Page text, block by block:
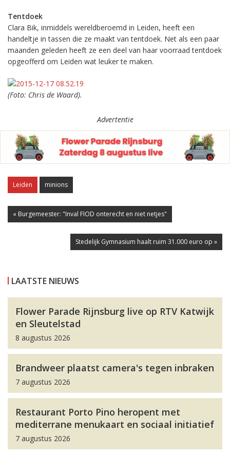
Tentdoek
Clara Bik, inmiddels wereldberoemd in Leiden, heeft een
handeltje in tassen die ze maakt van tentdoek. Net als een paar
maanden geleden heeft ze een deel van haar voorraad tentdoek
opgeofferd om Leiden wat leuker te maken.
(Foto: Chris de Waard).
Advertentie
Leiden minions
« Burgemeester: "Inval FIOD onterecht en niet netjes"
Stedelijk Gymnasium haalt ruim 31.000 euro op »
LAATSTE NIEUWS
Flower Parade Rijnsburg live op RTV Katwijk
en Sleutelstad
8 augustus 2026
Brandweer plaatst camera's tegen inbraken
7 augustus 2026
Restaurant Porto Pino heropent met
mediterrane menukaart en sociaal initiatief
7 augustus 2026